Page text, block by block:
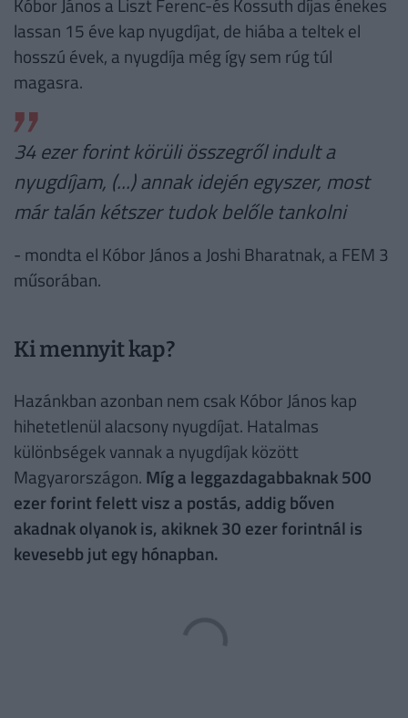
Kóbor János a Liszt Ferenc-és Kossuth díjas énekes
lassan 15 éve kap nyugdíjat, de hiába a teltek el
hosszú évek, a nyugdíja még így sem rúg túl
magasra.
34 ezer forint körüli összegről indult a
nyugdíjam, (...) annak idején egyszer, most
már talán kétszer tudok belőle tankolni
- mondta el Kóbor János a Joshi Bharatnak, a FEM 3
műsorában.
Ki mennyit kap?
Hazánkban azonban nem csak Kóbor János kap
hihetetlenül alacsony nyugdíjat. Hatalmas
különbségek vannak a nyugdíjak között
Magyarországon. Míg a leggazdagabbaknak 500
ezer forint felett visz a postás, addig bőven
akadnak olyanok is, akiknek 30 ezer forintnál is
kevesebb jut egy hónapban.